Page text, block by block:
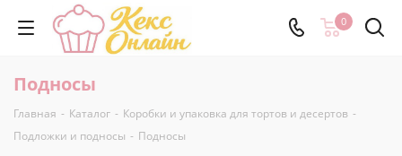
0
Подносы
Главная - Каталог - Коробки и упаковка для тортов и десертов -
Подложки и подносы - Подносы